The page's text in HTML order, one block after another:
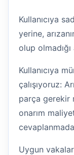
Kullanıcıya
yerine,
olup olmadığı
Kullanıcıya
çalışıyoruz:
parça gerekir
onarım
Uygun